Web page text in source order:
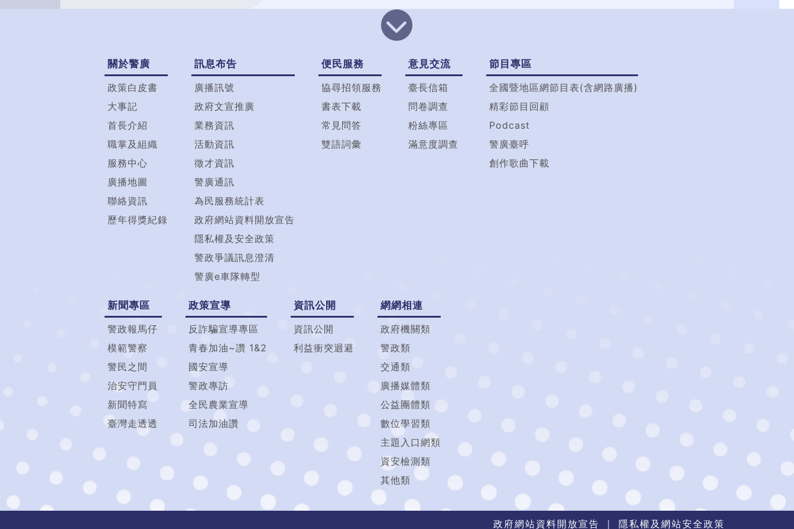
關於警廣
政策白皮書
大事記
首長介紹
職掌及組織
服務中心
廣播地圖
聯絡資訊
歷年得獎紀錄
訊息布告
廣播訊號
政府文宣推廣
業務資訊
活動資訊
徵才資訊
警廣通訊
為民服務統計表
政府網站資料開放宣告
隱私權及安全政策
警政爭議訊息澄清
警廣e車隊轉型
便民服務
協尋招領服務
書表下載
常見問答
雙語詞彙
意見交流
臺長信箱
問卷調查
粉絲專區
滿意度調查
節目專區
全國暨地區網節目表(含網路廣播)
精彩節目回顧
Podcast
警廣臺呼
創作歌曲下載
新聞專區
警政報馬仔
模範警察
警民之間
治安守門員
新聞特寫
臺灣走透透
政策宣導
反詐騙宣導專區
青春加油~讚 1&2
國安宣導
警政專訪
全民農業宣導
司法加油讚
資訊公開
資訊公開
利益衝突迴避
網網相連
政府機關類
警政類
交通類
廣播媒體類
公益團體類
數位學習類
主題入口網類
資安檢測類
其他類
政府網站資料開放宣告 ｜ 隱私權及網站安全政策